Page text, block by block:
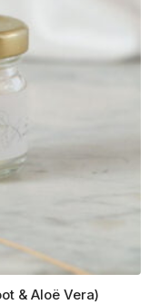
& Aloë Vera)